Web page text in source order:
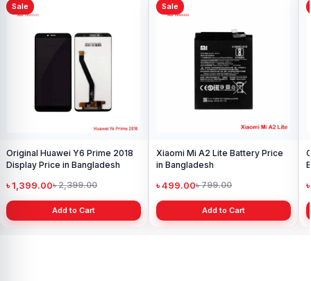
Sale
Original Huawei Y6 Prime 2018
Display Price in Bangladesh
৳ 1,399.00৳ 2,399.00
Add to Cart
Sale
Xiaomi Mi A2 Lite Battery Price
in Bangladesh
৳ 499.00৳ 799.00
Add to Cart